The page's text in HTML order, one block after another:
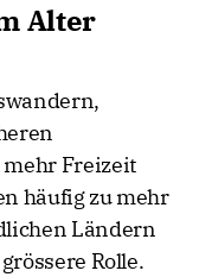
Alter
mehr Freizeit
häufig zu mehr
Ländern
Rolle.